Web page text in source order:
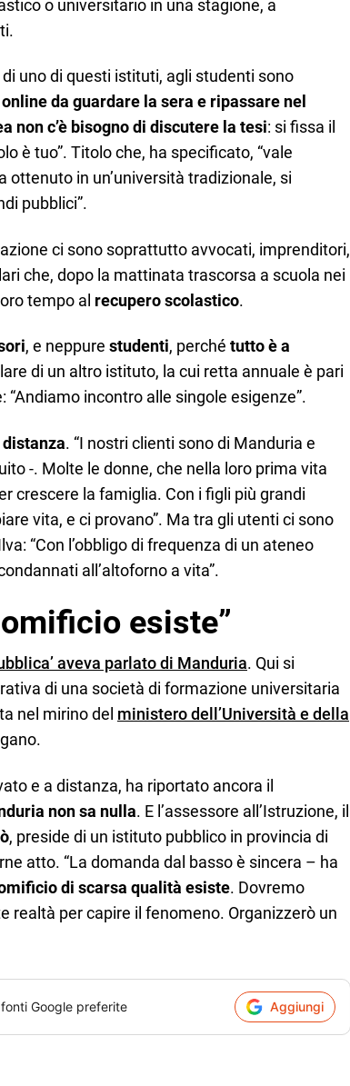
o universitario in una stagione, a
uno di questi istituti, agli studenti sono
da guardare la sera e ripassare nel
non c’è bisogno di discutere la tesi: si fissa il
è tuo”. Titolo che, ha specificato, “vale
in un’università tradizionale, si
pubblici”.
ci sono soprattutto avvocati, imprenditori,
che, dopo la mattinata trascorsa a scuola nei
tempo al recupero scolastico.
, e neppure studenti, perché tutto è a
di un altro istituto, la cui retta annuale è pari
“Andiamo incontro alle singole esigenze”.
. “I nostri clienti sono di Manduria e
-. Molte le donne, che nella loro prima vita
crescere la famiglia. Con i figli più grandi
vita, e ci provano”. Ma tra gli utenti ci sono
“Con l’obbligo di frequenza di un ateneo
all’altoforno a vita”.
esiste”
aveva parlato di Manduria. Qui si
di una società di formazione universitaria
nel mirino del ministero dell’Università e della
e a distanza, ha riportato ancora il
non sa nulla. E l’assessore all’Istruzione, il
, preside di un istituto pubblico in provincia di
atto. “La domanda dal basso è sincera – ha
di scarsa qualità esiste. Dovremo
realtà per capire il fenomeno. Organizzerò un
Google preferite Aggiungi